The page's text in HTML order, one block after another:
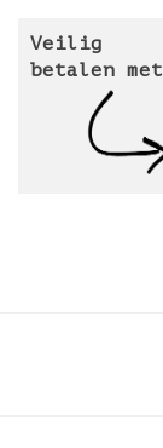
Veilig
betalen met